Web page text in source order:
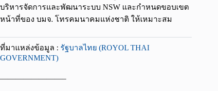
บริหารจัดการและพัฒนาระบบ NSW และกำหนดขอบเขต
หน้าที่ของ บมจ. โทรคมนาคมแห่งชาติ ให้เหมาะสม
ที่มาแหล่งข้อมูล : รัฐบาลไทย (ROYOL THAI
GOVERNMENT)
————————–